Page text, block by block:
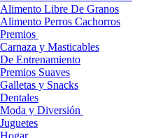
Alimento Libre De Granos
Alimento Perros Cachorros
Premios
Carnaza y Masticables
De Entrenamiento
Premios Suaves
Galletas y Snacks
Dentales
Moda y Diversión
Juguetes
Hogar